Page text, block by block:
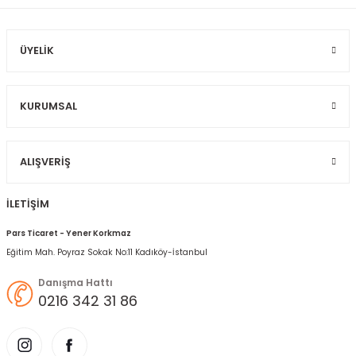
ÜYELIK
KURUMSAL
ALIŞVERIŞ
İLETİŞİM
Pars Ticaret - Yener Korkmaz
Eğitim Mah. Poyraz Sokak No:11 Kadıköy-İstanbul
Danışma Hattı
0216 342 31 86